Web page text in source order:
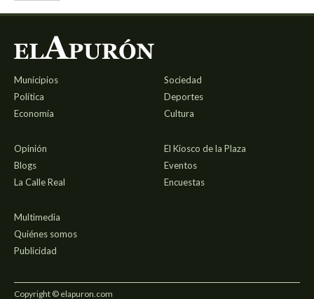
Municipios
Política
Economía
Sociedad
Deportes
Cultura
Opinión
Blogs
La Calle Real
El Kiosco de la Plaza
Eventos
Encuestas
Multimedia
Quiénes somos
Publicidad
Copyright © elapuron.com